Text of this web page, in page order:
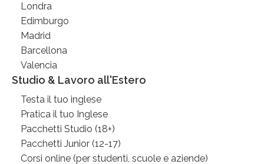
Londra
Edimburgo
Madrid
Barcellona
Valencia
Studio & Lavoro all'Estero
Testa il tuo inglese
Pratica il tuo Inglese
Pacchetti Studio (18+)
Pacchetti Junior (12-17)
Corsi online (per studenti, scuole e aziende)